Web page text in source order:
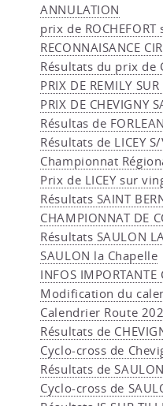
ANNULATION
prix de
RECONNAISANCE
Résultats du prix de
PRIX DE REMILY SUR
PRIX DE CHEVIGNY
Résultas de
Résultats de LICEY S/
Championnat
Prix de LICEY sur
Résultats SAINT
CHAMPIONNAT DE
Résultats SAULON
SAULON la Chapelle
INFOS
Modification du
Calendrier Route
Résultats de
Cyclo-cross de
Résultats de
Cyclo-cross de